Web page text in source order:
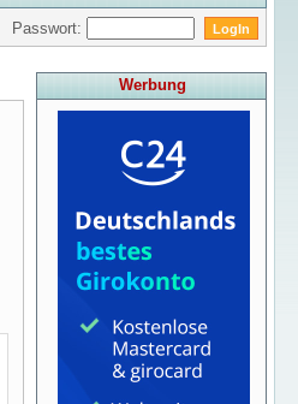
Passwort:
Werbung